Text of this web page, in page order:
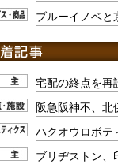
ブルーイノベ
宅配の終点を再
阪急阪神不、北
ハクオウロボテ
ブリヂストン